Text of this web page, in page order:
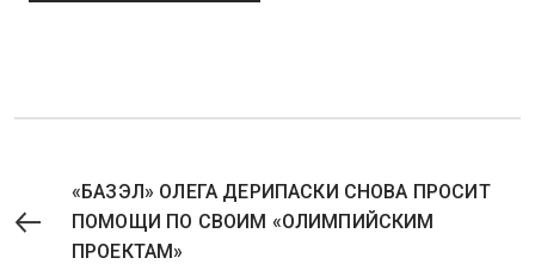
«БАЗЭЛ» ОЛЕГА ДЕРИПАСКИ СНОВА ПРОСИТ
ПОМОЩИ ПО СВОИМ «ОЛИМПИЙСКИМ
ПРОЕКТАМ»